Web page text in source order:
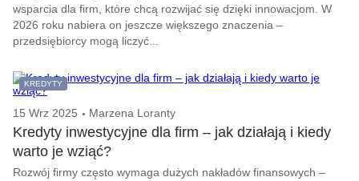
wsparcia dla firm, które chcą rozwijać się dzięki innowacjom. W
2026 roku nabiera on jeszcze większego znaczenia –
przedsiębiorcy mogą liczyć...
KREDYTY
15 Wrz 2025 Marzena Loranty
Kredyty inwestycyjne dla firm – jak działają i kiedy
warto je wziąć?
Rozwój firmy często wymaga dużych nakładów finansowych –